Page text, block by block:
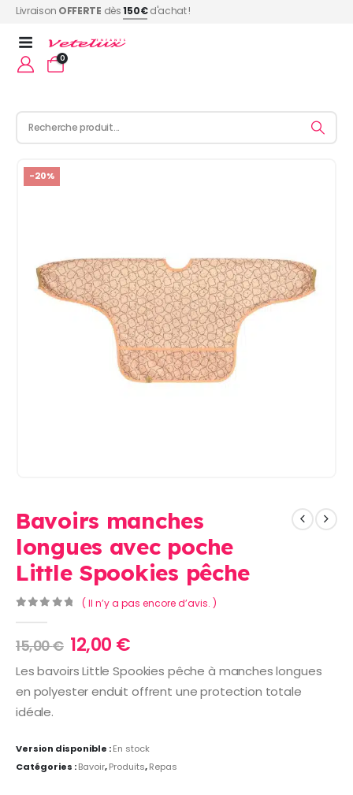
Livraison OFFERTE dès150€d'achat !
0
-20%
Bavoirs manches
longues avec poche
Little Spookies pêche
( Il n’y a pas encore d’avis. )
15,00€ Le
prix
initial
était :
12,00 €Le
prix
actuel
est :
Les bavoirs Little Spookies pêche à manches longues
en polyester enduit offrent une protection totale
idéale.
Version disponible :En stock
Catégories :Bavoir,Produits,Repas